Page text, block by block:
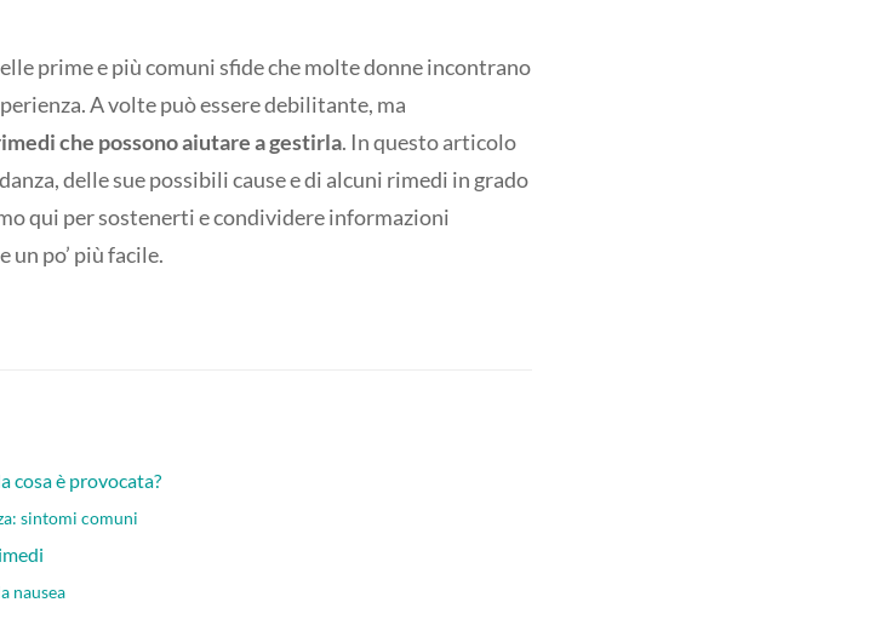
prime e più comuni sfide che molte donne incontrano
A volte può essere debilitante, ma
che possono aiutare a gestirla. In questo articolo
delle sue possibili cause e di alcuni rimedi in grado
qui per sostenerti e condividere informazioni
un po’ più facile.
cosa è provocata?
sintomi comuni
nausea